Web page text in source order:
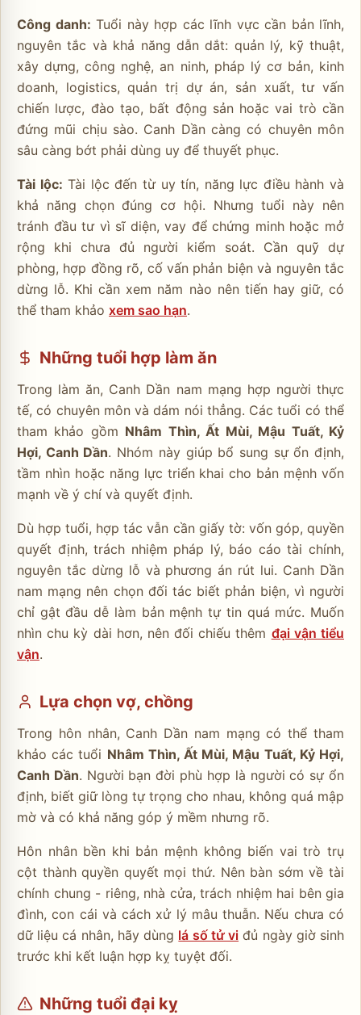
Công danh: Tuổi này hợp các lĩnh vực cần bản lĩnh,
nguyên tắc và khả năng dẫn dắt: quản lý, kỹ thuật,
xây dựng, công nghệ, an ninh, pháp lý cơ bản, kinh
doanh, logistics, quản trị dự án, sản xuất, tư vấn
chiến lược, đào tạo, bất động sản hoặc vai trò cần
đứng mũi chịu sào. Canh Dần càng có chuyên môn
sâu càng bớt phải dùng uy để thuyết phục.
Tài lộc: Tài lộc đến từ uy tín, năng lực điều hành và
khả năng chọn đúng cơ hội. Nhưng tuổi này nên
tránh đầu tư vì sĩ diện, vay để chứng minh hoặc mở
rộng khi chưa đủ người kiểm soát. Cần quỹ dự
phòng, hợp đồng rõ, cố vấn phản biện và nguyên tắc
dừng lỗ. Khi cần xem năm nào nên tiến hay giữ, có
thể tham khảo xem sao hạn.
Những tuổi hợp làm ăn
Trong làm ăn, Canh Dần nam mạng hợp người thực
tế, có chuyên môn và dám nói thẳng. Các tuổi có thể
tham khảo gồm Nhâm Thìn, Ất Mùi, Mậu Tuất, Kỷ
Hợi, Canh Dần. Nhóm này giúp bổ sung sự ổn định,
tầm nhìn hoặc năng lực triển khai cho bản mệnh vốn
mạnh về ý chí và quyết định.
Dù hợp tuổi, hợp tác vẫn cần giấy tờ: vốn góp, quyền
quyết định, trách nhiệm pháp lý, báo cáo tài chính,
nguyên tắc dừng lỗ và phương án rút lui. Canh Dần
nam mạng nên chọn đối tác biết phản biện, vì người
chỉ gật đầu dễ làm bản mệnh tự tin quá mức. Muốn
nhìn chu kỳ dài hơn, nên đối chiếu thêm đại vận tiểu
vận.
Lựa chọn vợ, chồng
Trong hôn nhân, Canh Dần nam mạng có thể tham
khảo các tuổi Nhâm Thìn, Ất Mùi, Mậu Tuất, Kỷ Hợi,
Canh Dần. Người bạn đời phù hợp là người có sự ổn
định, biết giữ lòng tự trọng cho nhau, không quá mập
mờ và có khả năng góp ý mềm nhưng rõ.
Hôn nhân bền khi bản mệnh không biến vai trò trụ
cột thành quyền quyết mọi thứ. Nên bàn sớm về tài
chính chung - riêng, nhà cửa, trách nhiệm hai bên gia
đình, con cái và cách xử lý mâu thuẫn. Nếu chưa có
dữ liệu cá nhân, hãy dùng lá số tử vi đủ ngày giờ sinh
trước khi kết luận hợp kỵ tuyệt đối.
Những tuổi đại kỵ